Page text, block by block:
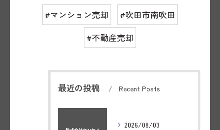
#マンション売却
#吹田市南吹田
#不動産売却
最近の投稿 Recent Posts
2026/08/03